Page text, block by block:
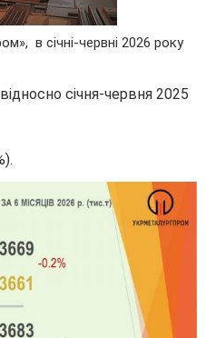
в січні-червні 2026 року
січня-червня 2025